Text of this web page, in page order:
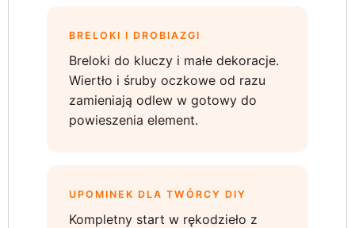
BRELOKI I DROBIAZGI
Breloki do kluczy i małe dekoracje.
Wiertło i śruby oczkowe od razu
zamieniają odlew w gotowy do
powieszenia element.
UPOMINEK DLA TWÓRCY DIY
Kompletny start w rękodzieło z